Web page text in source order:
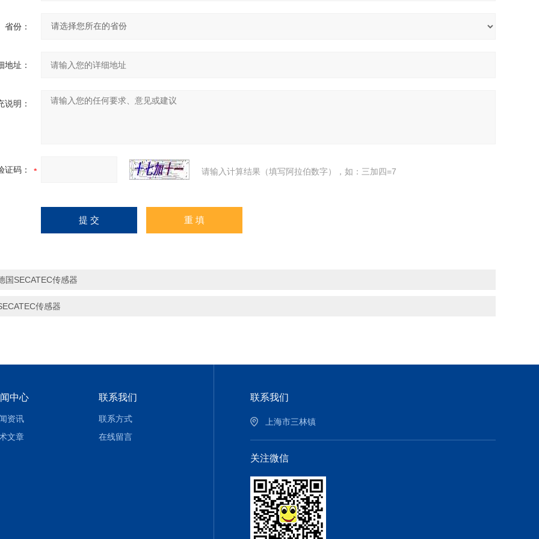
省份：
地址：
说明：
证码： 请输入计算结果（填写阿拉伯数字），如：三加四=7
国SECATEC传感器
传感器
中心
资讯
文章
联系我们
联系方式
在线留言
联系我们
上海市三林镇
关注微信